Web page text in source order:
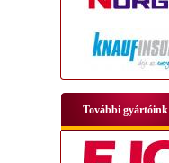
További gyártóink